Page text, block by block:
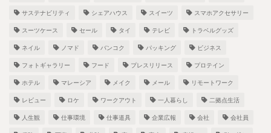
サステナビリティ シェアハウス スイーツ スマホアクセサリー
スーツケース セール タイ テレビ トラベルグッズ
ネイル ノマド バンコク パッキング ビジネス
フォトギャラリー フード プレスリリース プロテイン
ホテル マレーシア メイク メール リモートワーク
レビュー ロケ ワークアウト 一人暮らし 二拠点生活
人生観 仕事環境 仕事道具 企業広報 会社 会社員